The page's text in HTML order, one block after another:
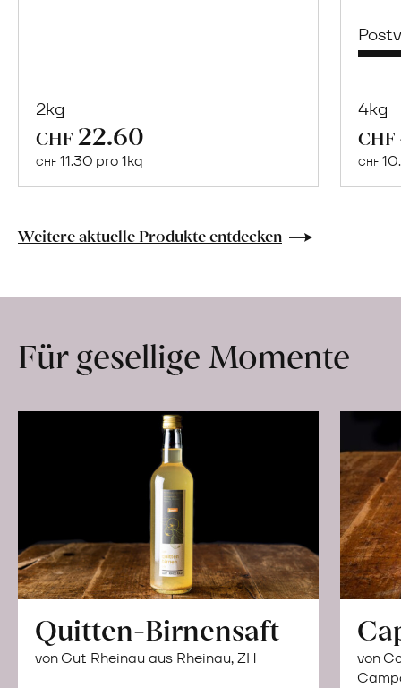
2kg
CHF 22.60
CHF 11.30 pro 1kg
Cooperativa
erfahren
4kg
CHF
CHF
Weitere aktuelle Produkte entdecken
Für gesellige Momente
Quitten-Birnensaft
von Gut Rheinau aus Rheinau, ZH
von